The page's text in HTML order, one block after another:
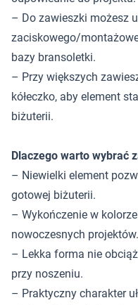
– Do zawieszki możesz
zaciskowego/
bazy bransoletki.
– Przy większych
kółeczko, aby element
biżuterii.
Dlaczego warto wybrać
– Niewielki element
gotowej biżuterii.
– Wykończenie w
nowoczesnych projektów.
– Lekka forma nie
przy noszeniu.
– Praktyczny charakter